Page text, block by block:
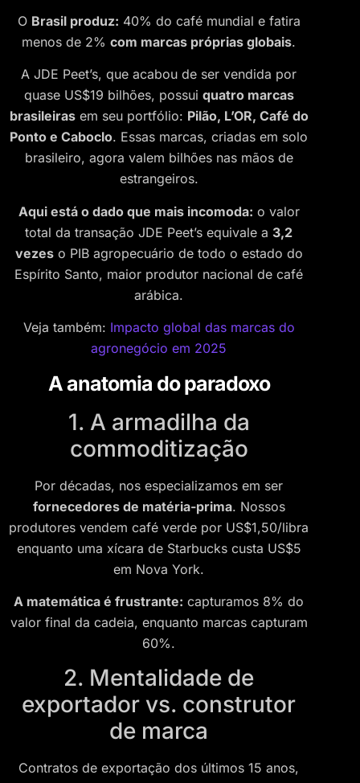
O Brasil produz: 40% do café mundial e fatira
menos de 2% com marcas próprias globais.
A JDE Peet’s, que acabou de ser vendida por
quase US$19 bilhões, possui quatro marcas
brasileirasem seu portfólio: Pilão, L’OR, Café do
Ponto e Caboclo. Essas marcas, criadas em solo
brasileiro, agora valem bilhões nas mãos de
estrangeiros.
Aqui está o dado que mais incomoda: o valor
total da transação JDE Peet’s equivale a 3,2
vezeso PIB agropecuário de todo o estado do
Espírito Santo, maior produtor nacional de café
arábica.
Veja também: Impacto global das marcas do
agronegócio em 2025
A anatomia do paradoxo
1. A armadilha da
commoditização
Por décadas, nos especializamos em ser
fornecedores de matéria-prima. Nossos
produtores vendem café verde por US$1,50/libra
enquanto uma xícara de Starbucks custa US$5
em Nova York.
A matemática é frustrante: capturamos 8% do
valor final da cadeia, enquanto marcas capturam
60%.
2. Mentalidade de
exportador vs. construtor
de marca
Contratos de exportação dos últimos 15 anos,